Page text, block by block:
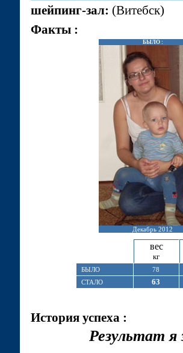
шейпинг-зал: (Витебск)
Факты :
БЫЛО :
Декабрь 2012
вес
кг
БЫЛО
78
СТАЛО
63
История успеха :
Результат